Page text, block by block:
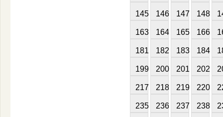
145 146 147 148
163 164 165 166
181 182 183 184
199 200 201 202
217 218 219 220
235 236 237 238